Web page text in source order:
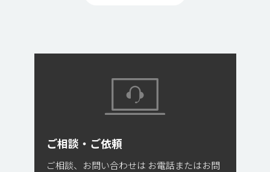
ご相談・ご依頼
ご相談、お問い合わせは お電話またはお問